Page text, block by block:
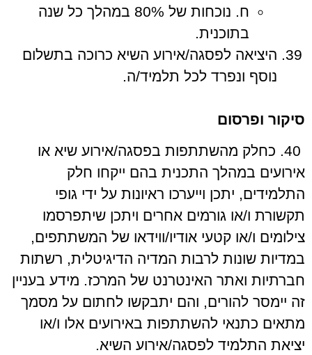
ח. נוכחות של 80% במהלך כל שנה
בתוכנית.
היציאה לפסגה/אירוע השיא כרוכה בתשלום
נוסף ונפרד לכל תלמיד/ה.
סיקור ופרסום
40. כחלק מהשתתפות בפסגה/אירוע שיא או
אירועים במהלך התכנית בהם ייקחו חלק
התלמידים, יתכן וייערכו ראיונות על ידי גופי
תקשורת ו/או גורמים אחרים ויתכן שיתפרסמו
צילומים ו/או קטעי אודיו/ווידאו של המשתתפים,
במדיות שונות לרבות המדיה הדיגיטלית, רשתות
חברתיות ואתר האינטרנט של המרכז. מידע בעניין
זה יימסר להורים, והם יתבקשו לחתום על מסמך
מתאים כתנאי להשתתפות באירועים אלו ו/או
יציאת התלמיד לפסגה/אירוע השיא.